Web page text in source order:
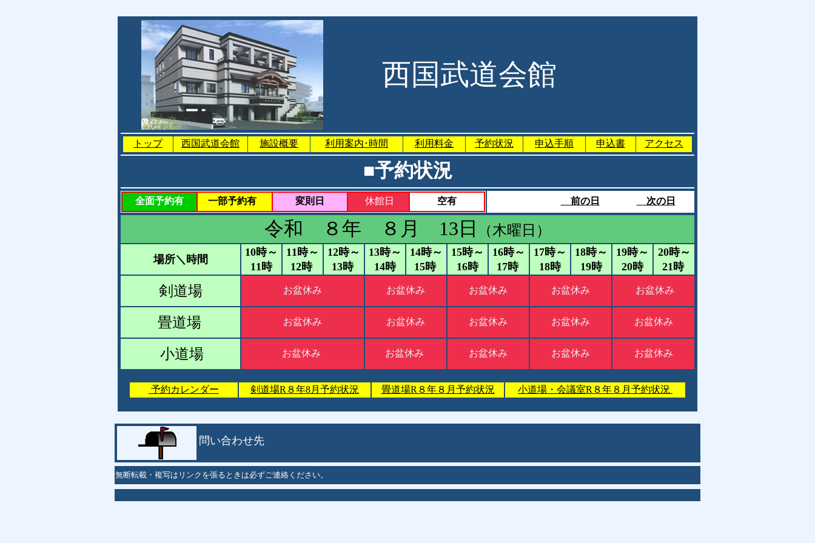
西国武道会館
トップ 西国武道会館 施設概要 利用案内･時間 利用料金 予約状況 申込手順 申込書 アクセス
■予約状況
全面予約有 一部予約有 変則日 休館日 空有 前の日 次の日
令和 ８年 ８月 13日 （木曜日）
場所＼時間
10時～
11時
11時～
12時
12時～
13時
13時～
14時
14時～
15時
15時～
16時
16時～
17時
17時～
18時
18時～
19時
19時～
20時
20時～
21時
剣道場 お盆休み お盆休み お盆休み お盆休み お盆休み
畳道場 お盆休み お盆休み お盆休み お盆休み お盆休み
小道場 お盆休み お盆休み お盆休み お盆休み お盆休み
予約カレンダー 剣道場R８年8月予約状況 畳道場R８年８月予約状況 小道場・会議室R８年８月予約状況
問い合わせ先
無断転載・複写はリンクを張るときは必ずご連絡ください。